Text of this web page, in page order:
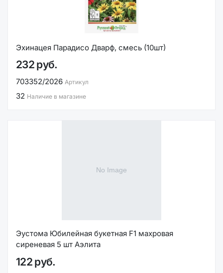
Эхинацея Парадисо Дварф, смесь (10шт)
232 руб.
703352/2026 Артикул
32 Наличие в магазине
Эустома Юбилейная букетная F1 махровая
сиреневая 5 шт Аэлита
122 руб.